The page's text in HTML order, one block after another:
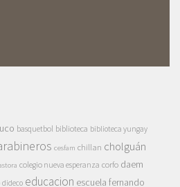
basquetbol biblioteca biblioteca yungay
cesfam chillan cholguán
colegio nueva esperanza corfo daem
dideco educacion escuela fernando